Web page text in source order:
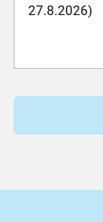
27.8.2026)